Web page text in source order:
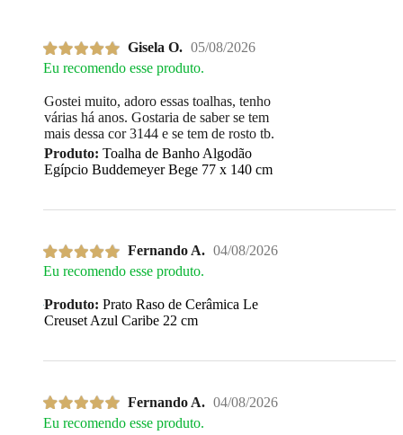
Gisela O. 05/08/2026
Eu recomendo esse produto.
Gostei muito, adoro essas toalhas, tenho
várias há anos. Gostaria de saber se tem
mais dessa cor 3144 e se tem de rosto tb.
Produto: Toalha de Banho Algodão
Egípcio Buddemeyer Bege 77 x 140 cm
Fernando A. 04/08/2026
Eu recomendo esse produto.
Produto: Prato Raso de Cerâmica Le
Creuset Azul Caribe 22 cm
Fernando A. 04/08/2026
Eu recomendo esse produto.